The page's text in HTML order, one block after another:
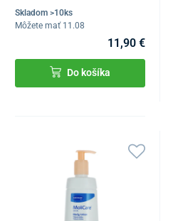
Skladom >10ks
Môžete mať 11.08
11,90 €
Do košíka